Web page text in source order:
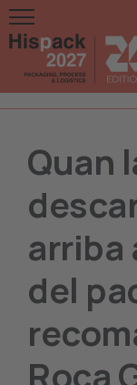
Quan
arriba
del
Roca